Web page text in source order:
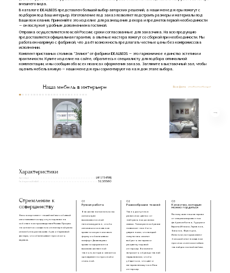
внешнего вида.
В каталоге IDEALBEDS представлен большой выбор авторских решений, а наши менеджеры помогут с
подбором под Ваш интерьер. Изготовление под заказ позволяет подстроить размеры и материалы под
Ваши пожелания. Применяйте это изделие для размещения декора и предметов первой необходимости
— он послужит удобным дополнением в гостиной.
Отправка осуществляется по всей России; сроки согласованные для заказчика. На всю продукцию
предоставляется официальная гарантия, а опытные мастера помогут со сборкой при необходимости. Мы
работаем напрямую с фабрикой, что даёт возможность предлагать честные цены без компромиссов в
исполнении.
Комплект приставных столиков "Эллиот" от фабрики IDEALBEDS — это гармоничное единство эстетики и
практичности. Купите изделие на сайте, обратитесь к специалисту для подбора оптимальной
комплектации, и мы сообщим обо всех нюансах оформления заказа. Загляните в выставочный зал, чтобы
оценить мебель вживую — наши менеджеры сориентируют на каждом этапе выбора.
Наша мебель в интерьере Все фото
Характеристики
Артикул
LHFST5479RJ
Габариты(ВxШxГ)
52,5/55/60
Стремление к
совершенству
Весь ассортимент нашей мебели с обивкой
изготавливается вручную под заказ на
собственном производстве в Москве. Процесс
начинается с создания инженерной рамы
из комбинации массива бука и березовой
фанеры, что обеспечивает прочность
каркаса.
01
Ручная работа
В качестве наполнения мы
используем
высокоэластичный
пенополиуретан, чтобы
изголовье и основание
кровати сохраняли свою
форму и обеспечивали
комфорт. Далее каркас
кровати оформляется
высококачественной
тканью, которая является
одновременно прочной и
стильной.
02
Разнообразие тканей
Ткань доступна в
различных цветах: от
нейтральных до самых
смелых. Такое разнообразие
позволяет нам быть
уверенными, что каждый
покупатель сможет
выбрать материал и
расцветку под свой
интерьер. Вы можете
запросить образцы тканей
перед заказом, чтобы
убедиться, что цвет и
материал впишутся в Ваш
интерьер.
03
Качество, которым
можно гордиться
Мы получаем наш материал
от специализированных
фабрик из Китая, Турции и
Европы (Италия, Германия,
Бельгия, Франция,
Испания), которые имеют
большой опыт в создании
прочных и износостойких
тканей для мягкой мебели.